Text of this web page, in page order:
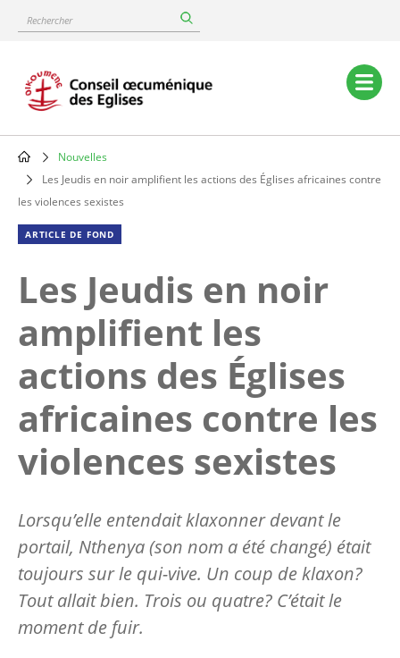
content
Rechercher
Main
navigation
Breadcrumb
Nouvelles
Les Jeudis en noir amplifient les actions des Églises africaines contre
les violences sexistes
ARTICLE DE FOND
Les Jeudis en noir
amplifient les
actions des Églises
africaines contre les
violences sexistes
Lorsqu’elle entendait klaxonner devant le
portail, Nthenya (son nom a été changé) était
toujours sur le qui-vive. Un coup de klaxon?
Tout allait bien. Trois ou quatre? C’était le
moment de fuir.